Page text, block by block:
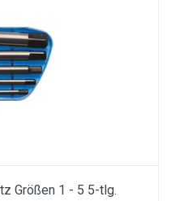
Größen 1 - 5 5-tlg.